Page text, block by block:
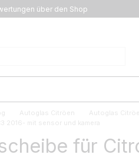
über den Shop
Autoglas Citröen
Autoglas
2016- mit sensor und kamera
für